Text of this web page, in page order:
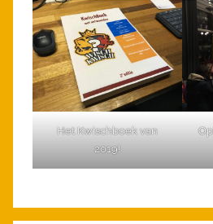
Het Kwischboek van
2019!